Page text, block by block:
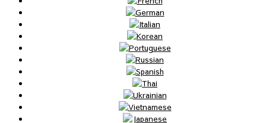
海上タクシー定期便 時刻表
肥薩おれんじ鉄道 レンタサイク
ビジターバース（水俣港百間浮桟